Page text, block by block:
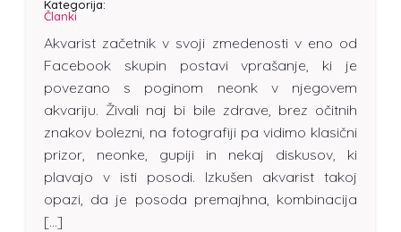
Kategorija:
Članki
Akvarist začetnik v svoji zmedenosti v eno od
Facebook skupin postavi vprašanje, ki je
povezano s poginom neonk v njegovem
akvariju. Živali naj bi bile zdrave, brez očitnih
znakov bolezni, na fotografiji pa vidimo klasični
prizor, neonke, gupiji in nekaj diskusov, ki
plavajo v isti posodi. Izkušen akvarist takoj
opazi, da je posoda premajhna, kombinacija
[…]